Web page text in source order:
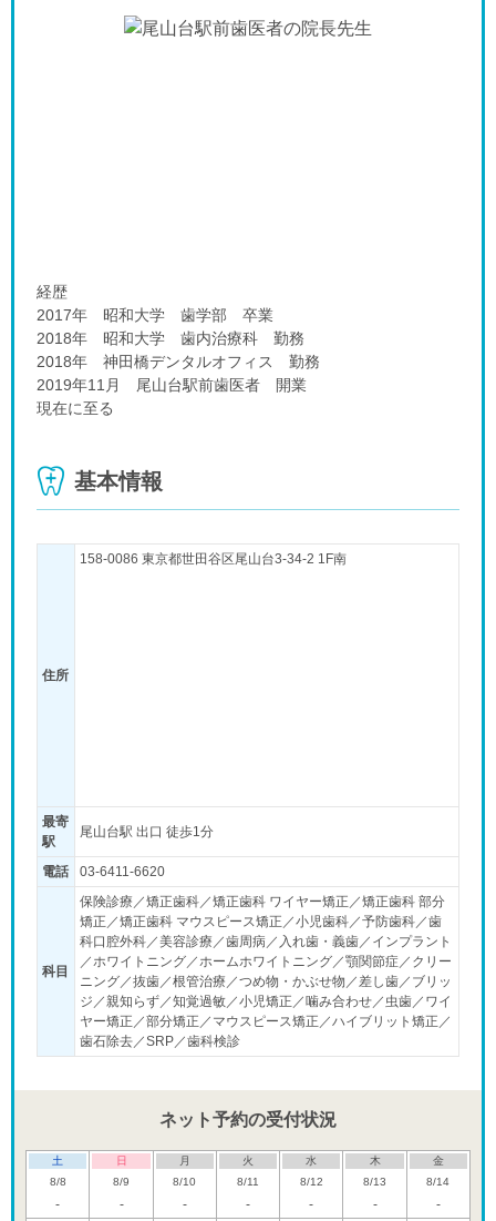
経歴
2017年 昭和大学 歯学部 卒業
2018年 昭和大学 歯内治療科 勤務
2018年 神田橋デンタルオフィス 勤務
2019年11月 尾山台駅前歯医者 開業
現在に至る
基本情報
住所
158-0086 東京都世田谷区尾山台3-34-2 1F南
最寄
駅
尾山台駅 出口 徒歩1分
電話 03-6411-6620
科目
保険診療／矯正歯科／矯正歯科 ワイヤー矯正／矯正歯科 部分
矯正／矯正歯科 マウスピース矯正／小児歯科／予防歯科／歯
科口腔外科／美容診療／歯周病／入れ歯・義歯／インプラント
／ホワイトニング／ホームホワイトニング／顎関節症／クリー
ニング／抜歯／根管治療／つめ物・かぶせ物／差し歯／ブリッ
ジ／親知らず／知覚過敏／小児矯正／噛み合わせ／虫歯／ワイ
ヤー矯正／部分矯正／マウスピース矯正／ハイブリット矯正／
歯石除去／SRP／歯科検診
ネット予約の受付状況
土
8/8
-
日
8/9
-
月
8/10
-
火
8/11
-
水
8/12
-
木
8/13
-
金
8/14
-